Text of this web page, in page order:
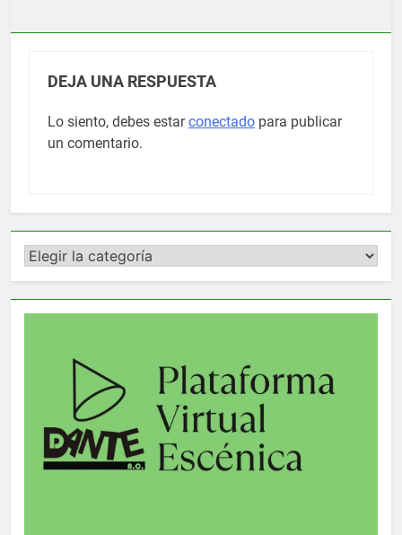
DEJA UNA RESPUESTA
Lo siento, debes estarconectado para publicar
un comentario.
Categorías